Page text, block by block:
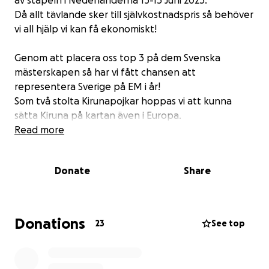
Då allt tävlande sker till självkostnadspris så behöver
vi all hjälp vi kan få ekonomiskt!
Genom att placera oss top 3 på dem Svenska
mästerskapen så har vi fått chansen att
representera Sverige på EM i år!
Som två stolta Kirunapojkar hoppas vi att kunna
sätta Kiruna på kartan även i Europa.
Dennis Björnström & Arvid Töyrä
Read more
Donate Share
Donations 23 See top